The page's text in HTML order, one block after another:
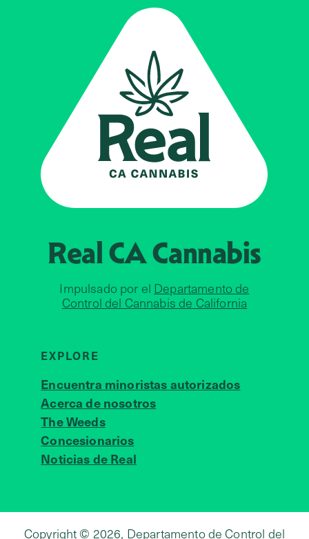
Real CACannabis
Impulsado por el Departamento de
Control del Cannabis de California
EXPLORE
Encuentra minoristas autorizados
Acerca de nosotros
The Weeds
Concesionarios
Noticias de Real
Copyright © 2026, Departamento de Control del